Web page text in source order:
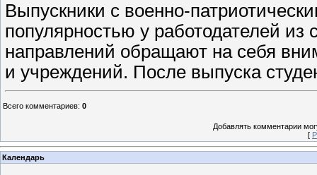
Выпускники с военно-
популярностью у работодателей из
направлений обращают на себя
и учреждений. После выпуска
Всего комментариев: 0
Добавлять комментарии
[
Календарь